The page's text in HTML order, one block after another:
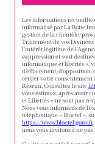
Les informations
informatisé par La Boite
gestion de la clientèle/
Traitement de vos
l'intérêt légitime de
suppression et sont
informatique et libertés »,
d’effacement,
retirer votre consentement
Réseau. Consultez le site
vous estimez, après avoir
et Libertés » ne sont pas
Nous vous informons de
téléphonique « Bloctel »,
https://www.bloctel.gouv.fr
nous vous invitons à ne